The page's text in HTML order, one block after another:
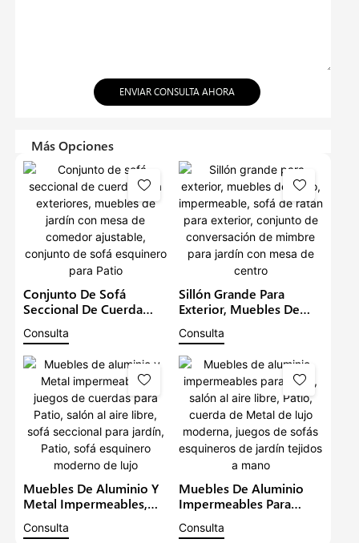
ENVIAR CONSULTA AHORA
Más Opciones
Conjunto De Sofá
Seccional De Cuerda
Para Exteriores, Muebles
De Jardín Con Mesa De
Comedor Ajustable,
Conjunto De Sofá
Esquinero Para Patio
Consulta
Sillón Grande Para
Exterior, Muebles De
Patio, Impermeable,
Sofá De Ratán Para
Exterior, Conjunto De
Conversación De
Mimbre Para Jardín Con
Mesa De Centro
Consulta
Muebles De Aluminio Y
Metal Impermeables,
Patio, Salón Al Aire
Consulta
Muebles De Aluminio
Impermeables Para
Libre, Patio, Cuerda De
Consulta